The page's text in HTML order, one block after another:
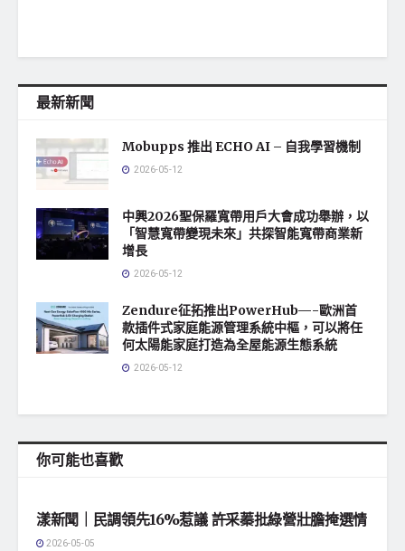
最新新聞
Mobupps 推出 ECHO AI – 自我學習機制
2026-05-12
中興2026聖保羅寬帶用戶大會成功舉辦，以
「智慧寬帶變現未來」共探智能寬帶商業新
增長
2026-05-12
Zendure征拓推出PowerHub—-歐洲首
款插件式家庭能源管理系統中樞，可以將任
何太陽能家庭打造為全屋能源生態系統
2026-05-12
你可能也喜歡
漾新聞｜民調領先16%惹議 許采蓁批綠營壯膽掩選情
2026-05-05